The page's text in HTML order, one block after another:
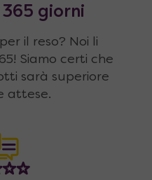
365 giorni
il reso? Noi li
Siamo certi che
sarà superiore
attese.